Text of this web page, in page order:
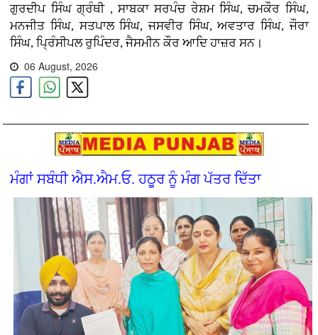
ਗੁਰਦੀਪ ਸਿੰਘ ਗ੍ਰੰਥੀ , ਸਾਬਕਾ ਸਰਪੰਚ ਰੇਸ਼ਮ ਸਿੰਘ, ਚਮਕੌਰ ਸਿੰਘ,
ਮਨਜੀਤ ਸਿੰਘ, ਸਤਪਾਲ ਸਿੰਘ, ਜਸਵੀਰ ਸਿੰਘ, ਅਵਤਾਰ ਸਿੰਘ, ਜੌਰਾ
ਸਿੰਘ, ਪ੍ਰਿੰਸੀਪਲ ਰੁਪਿੰਦਰ, ਜੈਸਮੀਨ ਕੌਰ ਆਦਿ ਹਾਜ਼ਰ ਸਨ।
06 August, 2026
ਮੰਗਾਂ ਸਬੰਧੀ ਐਸ.ਐਮ.ਓ. ਹਠੂਰ ਨੂੰ ਮੰਗ ਪੱਤਰ ਦਿੱਤਾ